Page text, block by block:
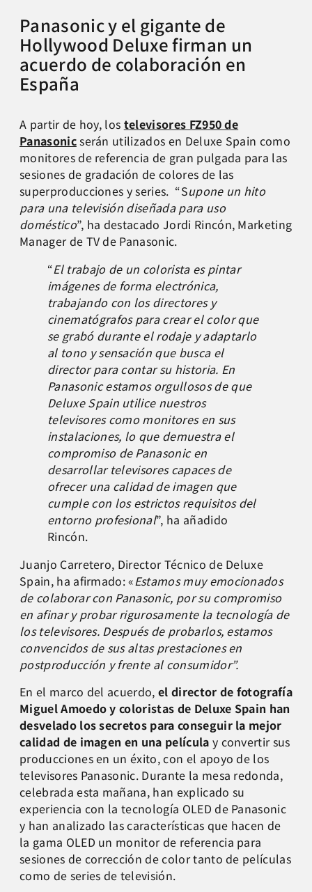
Panasonic y el gigante de
Hollywood Deluxe firman un
acuerdo de colaboración en
España
A partir de hoy, los televisores FZ950 de
Panasonicserán utilizados en Deluxe Spain como
monitores de referencia de gran pulgada para las
sesiones de gradación de colores de las
superproducciones y series. “Supone un hito
para una televisión diseñada para uso
doméstico”, ha destacado Jordi Rincón, Marketing
Manager de TV de Panasonic.
“El trabajo de un colorista es pintar
imágenes de forma electrónica,
trabajando con los directores y
cinematógrafos para crear el color que
se grabó durante el rodaje y adaptarlo
al tono y sensación que busca el
director para contar su historia. En
Panasonic estamos orgullosos de que
Deluxe Spain utilice nuestros
televisores como monitores en sus
instalaciones, lo que demuestra el
compromiso de Panasonic en
desarrollar televisores capaces de
ofrecer una calidad de imagen que
cumple con los estrictos requisitos del
entorno profesional”, ha añadido
Rincón.
Juanjo Carretero, Director Técnico de Deluxe
Spain, ha afirmado: «Estamos muy emocionados
de colaborar con Panasonic, por su compromiso
en afinar y probar rigurosamente la tecnología de
los televisores. Después de probarlos, estamos
convencidos de sus altas prestaciones en
postproducción y frente al consumidor”.
En el marco del acuerdo, el director de fotografía
Miguel Amoedo y coloristas de Deluxe Spain han
desvelado los secretos para conseguir la mejor
calidad de imagen en una película y convertir sus
producciones en un éxito, con el apoyo de los
televisores Panasonic. Durante la mesa redonda,
celebrada esta mañana, han explicado su
experiencia con la tecnología OLED de Panasonic
y han analizado las características que hacen de
la gama OLED un monitor de referencia para
sesiones de corrección de color tanto de películas
como de series de televisión.